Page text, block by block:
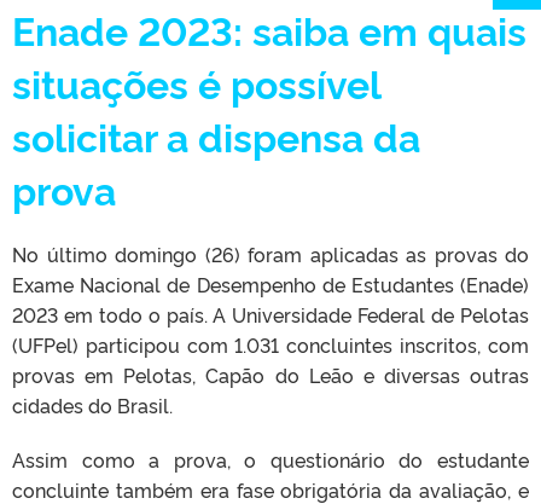
Enade 2023: saiba em quais
situações é possível
solicitar a dispensa da
prova
No último domingo (26) foram aplicadas as provas do
Exame Nacional de Desempenho de Estudantes (Enade)
2023 em todo o país. A Universidade Federal de Pelotas
(UFPel) participou com 1.031 concluintes inscritos, com
provas em Pelotas, Capão do Leão e diversas outras
cidades do Brasil.
Assim como a prova, o questionário do estudante
concluinte também era fase obrigatória da avaliação, e